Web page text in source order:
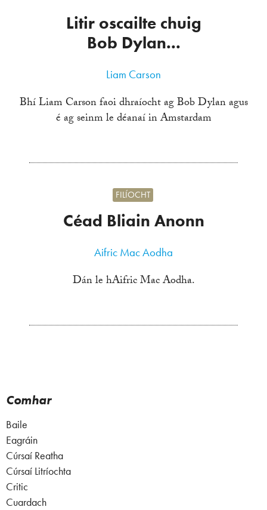
Litir oscailte chuig
Bob Dylan...
Liam Carson
Bhí Liam Carson faoi dhraíocht ag Bob Dylan agus
é ag seinm le déanaí in Amstardam
Céad Bliain Anonn
FILÍOCHT
Aifric Mac Aodha
Dán le hAifric Mac Aodha.
Comhar
Baile
Eagráin
Cúrsaí Reatha
Cúrsaí Litríochta
Critic
Cuardach